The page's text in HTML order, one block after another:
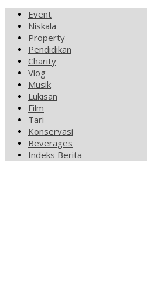
Event
Niskala
Property
Pendidikan
Charity
Vlog
Musik
Lukisan
Film
Tari
Konservasi
Beverages
Indeks Berita